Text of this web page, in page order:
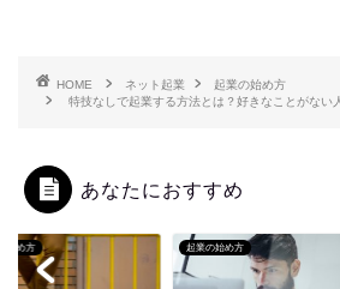
HOME ネット起業
起業の始め方
特技なしで起業する方法とは？好きなことがない
あなたにおすすめ
始め方 起業の始め方